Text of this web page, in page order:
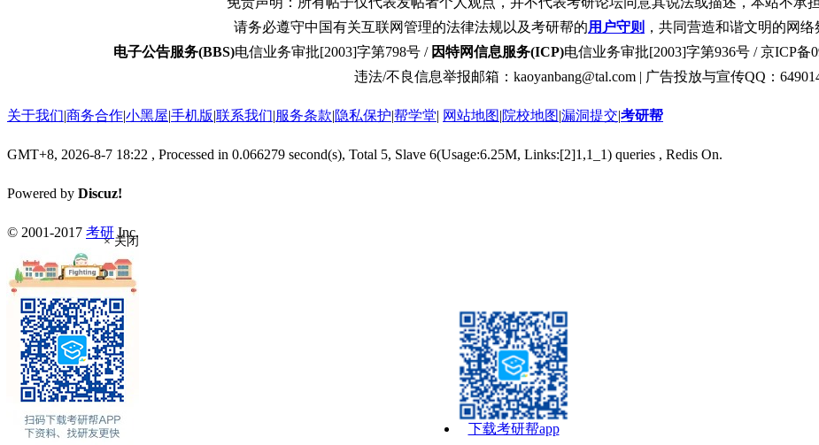
请务必遵守中国有关互联网管理的法律法规以及考研帮的用户守则 ，共同营造和谐文明的网络
电子公告服务(BBS)电信业务审批[2003]字第798号 / 因特网信息服务(ICP)电信业务审批[2003]字第936号 / 京ICP备
违法/不良信息举报邮箱：kaoyanbang@tal.com | 广告投放与宣传QQ：
关于我们|商务合作|小黑屋|手机版|联系我们|服务条款|隐私保护|帮学堂| 网站地图|院校地图|漏洞提交|考研帮
GMT+8, 2026-8-7 18:22 , Processed in 0.066279 second(s), Total 5, Slave 6(Usage:6.25M, Links:[2]1,1_1) queries , Redis On.
Powered by Discuz!
© 2001-2017 考研Inc.
返回顶部 返回版块
下载考研帮app
× 关闭